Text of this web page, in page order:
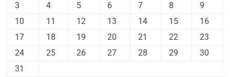
3
4 5 6 7 8
9
10
11 12 13 14 15
16
17
18 19 20 21 22
23
24
25 26 27 28 29
30
31